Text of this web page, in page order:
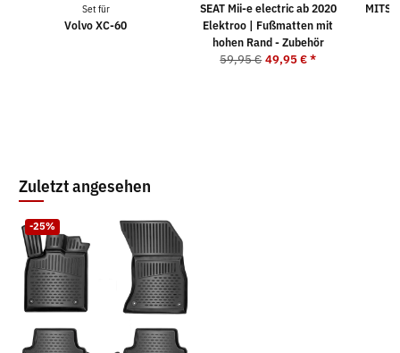
Set für
Volvo XC-60
SEAT Mii-e electric ab 2020
Elektroo | Fußmatten mit
hohen Rand - Zubehör
59,95 € 49,95 €*
Zuletzt angesehen
-25%